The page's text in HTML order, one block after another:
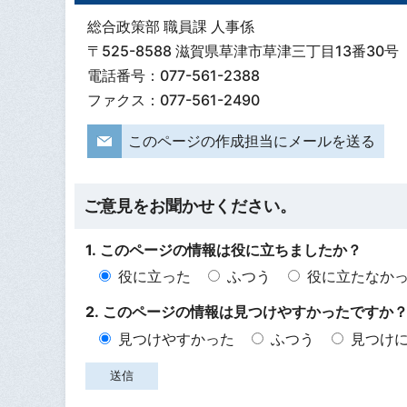
総合政策部 職員課 人事係
〒525-8588 滋賀県草津市草津三丁目13番30号
電話番号：077-561-2388
ファクス：077-561-2490
このページの作成担当にメールを送る
ご意見をお聞かせください。
1. このページの情報は役に立ちましたか？
役に立った
ふつう
役に立たなか
2. このページの情報は見つけやすかったですか？
見つけやすかった
ふつう 見つけ